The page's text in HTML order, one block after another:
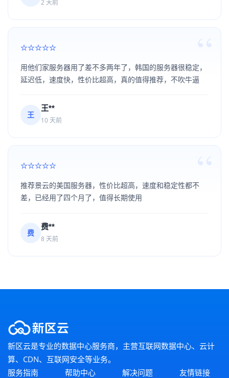
2 天前
用他们家服务器用了差不多两年了，韩国的服务器很稳定，
延迟低，速度快，性价比超高，真的值得推荐，不吹牛逼
王
王**
10 天前
推荐景云的美国服务器，性价比超高，速度和稳定性都不
差，已经用了四个月了，值得长期使用
费
费**
8 天前
新区云是专业的数据中心服务商，主营互联网数据中心、云计
算、CDN、互联网安全等业务。
服务指南
帮助中心 解决问题 友情链接